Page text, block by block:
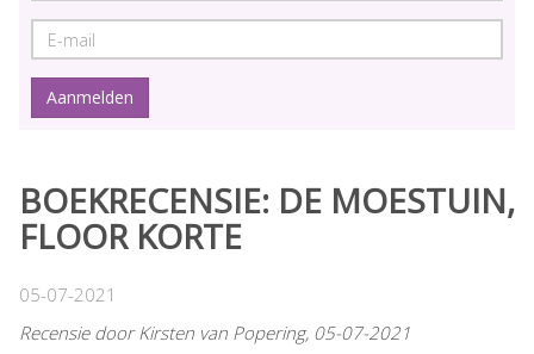
BOEKRECENSIE: DE MOESTUIN,
FLOOR KORTE
05-07-2021
Recensie door Kirsten van Popering, 05-07-2021